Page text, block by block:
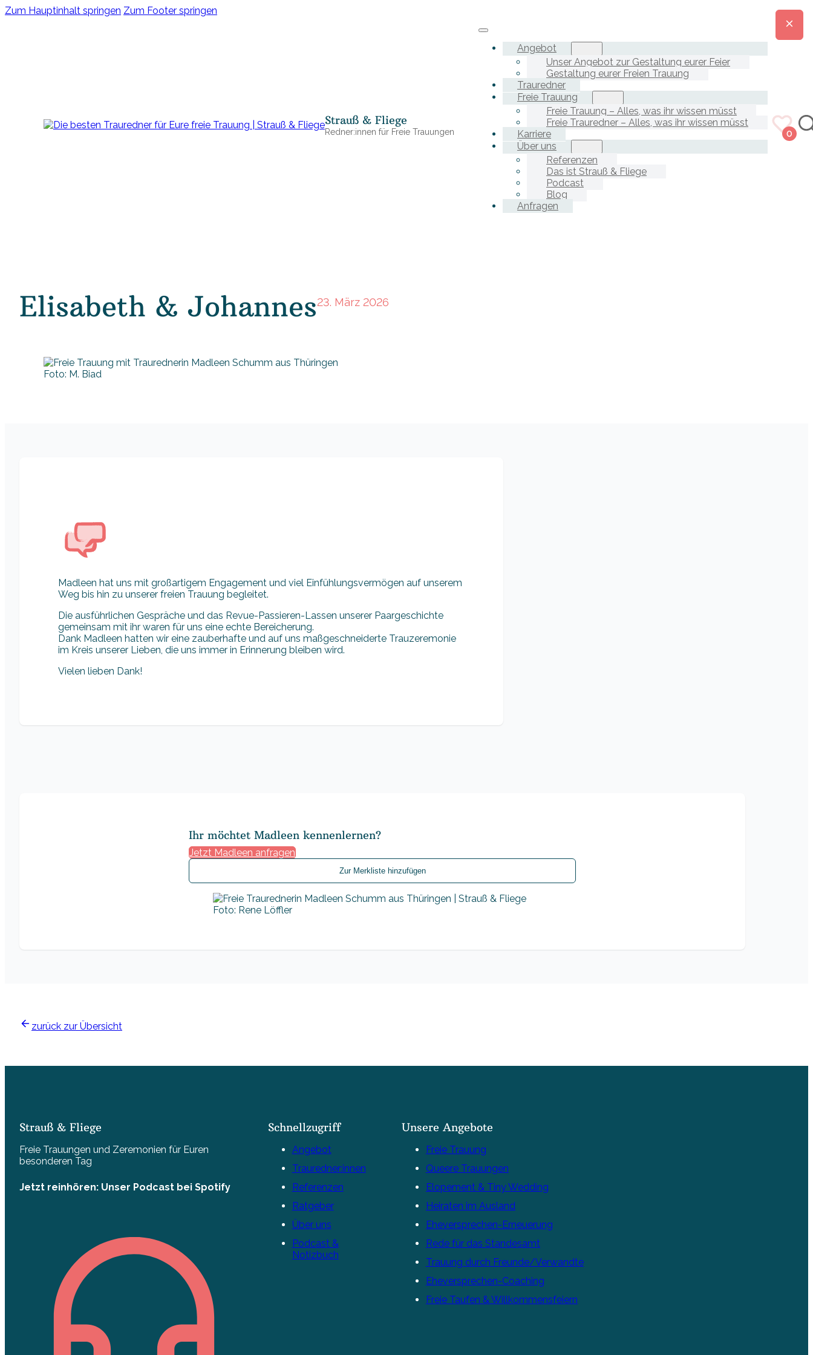
Zum Hauptinhalt springen Zum Footer springen
Strauß & Fliege
Redner:innen für Freie Trauungen
Angebot
Unser Angebot zur Gestaltung eurer Feier
Gestaltung eurer Freien Trauung
Trauredner
Freie Trauung
Freie Trauung – Alles, was ihr wissen müsst
Freie Trauredner – Alles, was ihr wissen müsst
Karriere
Über uns
Referenzen
Das ist Strauß & Fliege
Podcast
Blog
Anfragen
0
Elisabeth & Johannes23. März 2026
Foto: M. Biad
Madleen hat uns mit großartigem Engagement und viel Einfühlungsvermögen auf unserem
Weg bis hin zu unserer freien Trauung begleitet.
Die ausführlichen Gespräche und das Revue-Passieren-Lassen unserer Paargeschichte
gemeinsam mit ihr waren für uns eine echte Bereicherung.
Dank Madleen hatten wir eine zauberhafte und auf uns maßgeschneiderte Trauzeremonie
im Kreis unserer Lieben, die uns immer in Erinnerung bleiben wird.
Vielen lieben Dank!
Ihr möchtet Madleen kennenlernen?
Jetzt Madleen anfragen
Zur Merkliste hinzufügen
Foto: Rene Löffler
zurück zur Übersicht
Strauß & Fliege
Freie Trauungen und Zeremonien für Euren
besonderen Tag
Jetzt reinhören: Unser Podcast bei Spotify
Schnellzugriff
Angebot
Trauredner:innen
Referenzen
Ratgeber
Über uns
Podcast &
Notizbuch
Unsere Angebote
Freie Trauung
Queere Trauungen
Elopement & Tiny Wedding
Heiraten im Ausland
Eheversprechen-Erneuerung
Rede für das Standesamt
Trauung durch Freunde/Verwandte
Eheversprechen-Coaching
Freie Taufen & Willkommensfeiern